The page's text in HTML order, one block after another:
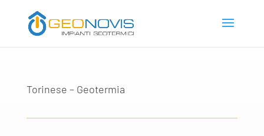
Torinese – Geotermia